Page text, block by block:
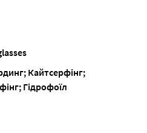
Кайтсерфінг;
Гідрофоїл